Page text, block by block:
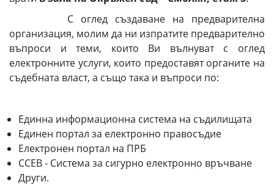
С оглед създаване на предварителна
организация, молим да ни изпратите предварително
въпроси и теми, които Ви вълнуват с оглед
електронните услуги, които предоставят органите на
съдебната власт, а също така и въпроси по:
Единна информационна система на съдилищата
Единен портал за електронно правосъдие
Електронен портал на ПРБ
ССЕВ - Система за сигурно електронно връчване
Други.